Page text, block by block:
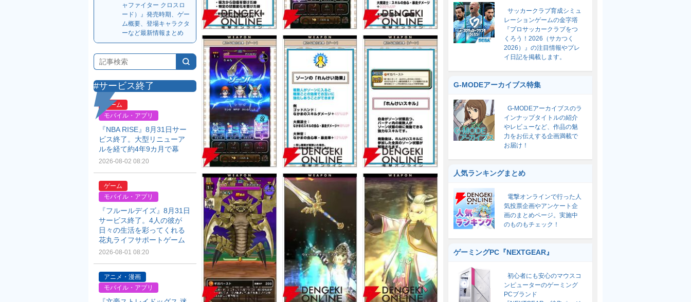
ャファイター クロスロ
ード）』発売時期、ゲー
ム概要、登場キャラクタ
ーなど最新情報まとめ
#サービス終了
ゲーム
モバイル・アプリ
『NBA RISE』8月31日サー
ビス終了。大型リニューア
ルを経て約4年9カ月で幕
2026-08-02 08:20
ゲーム
モバイル・アプリ
『フルールデイズ』8月31日
サービス終了。4人の彼が
日々の生活を彩ってくれる
花丸ライフサポートゲーム
2026-08-01 08:20
アニメ・漫画
モバイル・アプリ
サッカークラブ育成シミュ
レーションゲームの金字塔
『プロサッカークラブをつ
くろう！2026（サカつく
2026）』の注目情報やプレ
イ日記を掲載します。
G-MODEアーカイブス特集
G-MODEアーカイブスのラ
インナップタイトルの紹介
やレビューなど、作品の魅
力をお伝えする企画満載で
お届け！
人気ランキングまとめ
電撃オンラインで行った人
気投票企画やアンケート企
画のまとめページ。実施中
のものもチェック！
ゲーミングPC『NEXTGEAR』
初心者にも安心のマウスコ
ンピューターのゲーミング
PCブランド